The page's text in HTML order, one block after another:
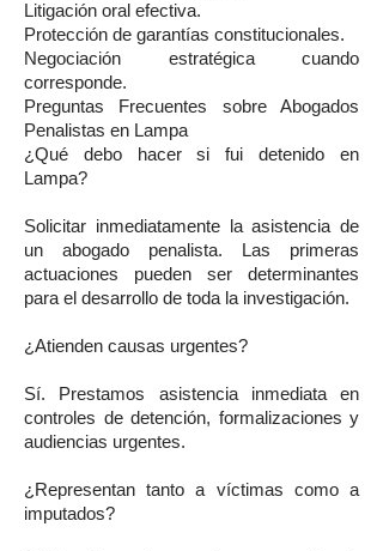
Litigación oral efectiva.
Protección de garantías constitucionales.
Negociación estratégica cuando
corresponde.
Preguntas Frecuentes sobre Abogados
Penalistas en Lampa
¿Qué debo hacer si fui detenido en
Lampa?
Solicitar inmediatamente la asistencia de
un abogado penalista. Las primeras
actuaciones pueden ser determinantes
para el desarrollo de toda la investigación.
¿Atienden causas urgentes?
Sí. Prestamos asistencia inmediata en
controles de detención, formalizaciones y
audiencias urgentes.
¿Representan tanto a víctimas como a
imputados?